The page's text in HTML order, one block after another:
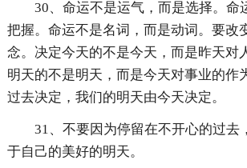
30、命运不是运气，而是选择。命
把握。命运不是名词，而是动词。要改
念。决定今天的不是今天，而是昨天对
明天的不是明天，而是今天对事业的作
过去决定，我们的明天由今天决定。
31、不要因为停留在不开心的过去
于自己的美好的明天。